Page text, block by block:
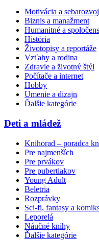
Motivácia a sebarozvoj
Biznis a manažment
Humanitné a
História
Životopisy a reportáže
Vzťahy a rodina
Zdravie a životný štýl
Počítače a internet
Hobby
Umenie a dizajn
Ďalšie kategórie
Deti a mládež
Knihorad – poradca
Pre najmenších
Pre prvákov
Pre pubertiakov
Young Adult
Beletria
Rozprávky
Sci-fi, fantasy a
Leporelá
Náučné knihy
Ďalšie kategórie